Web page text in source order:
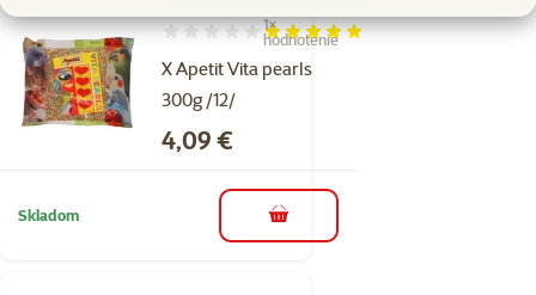
X Apetit Vita pearls
300g /12/
Hodnotenie 100%, počet hodnotení: 1
1×
hodnotenie
Cena
4,09 €
Skladom do košíka